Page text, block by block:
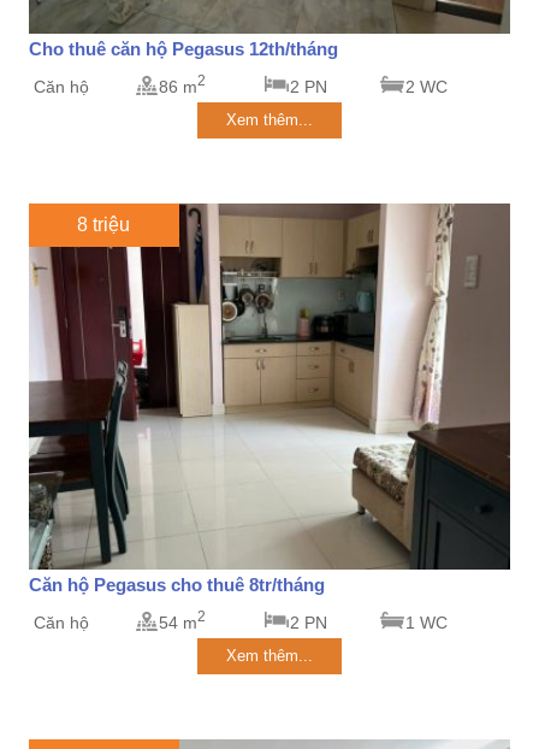
Cho thuê căn hộ Pegasus 12th/tháng
Căn hộ 86 m2 2 PN 2 WC
Xem thêm...
8 triệu
Căn hộ Pegasus cho thuê 8tr/tháng
Căn hộ 54 m2 2 PN 1 WC
Xem thêm...